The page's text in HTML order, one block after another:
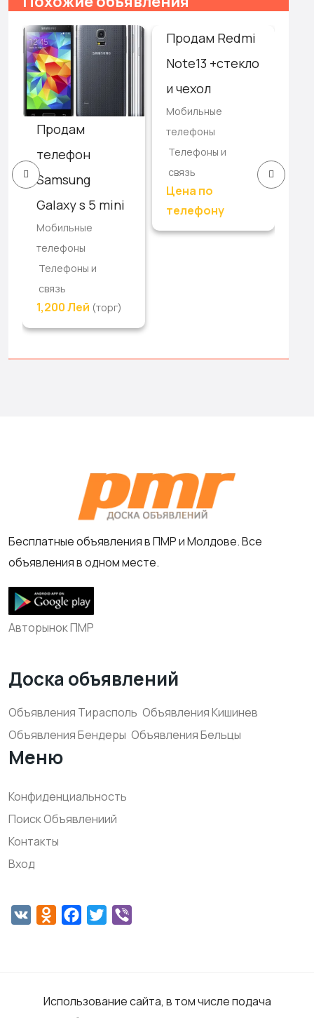
Продам
телефон
Samsung
Galaxy s 5 mini
Мобильные
телефоны
Телефоны и
связь
1,200 Лей (торг)
Продам Redmi
Note13 +стекло
и чехол
Мобильные
телефоны
Телефоны и
связь
Цена по
телефону
Бесплатные объявления в ПМР и Молдове. Все
объявления в одном месте.
Авторынок ПМР
Доска объявлений
Объявления Тирасполь Объявления Кишинев
Объявления Бендеры Объявления Бельцы
Меню
Конфиденциальность
Поиск Объявлениий
Контакты
Вход
VK Odnoklassniki
Facebook
Twitter
Использование сайта, в том числе подача